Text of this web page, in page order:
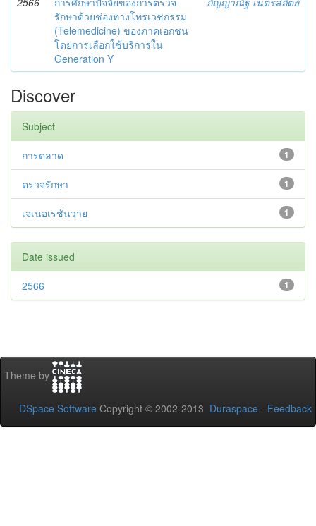
รักษาด้วยช่องทางโทรเวชกรรม
(Telemedicine) ของภาคเอกชน
โดยการเลือกใช้บริการใน
Generation Y
Discover
Subject
1
การตลาด
1
ตรวจรักษา
1
เจเนอเรชันวาย
Date issued
1
2566
Theme by
DSpace Software Copyright © 2002-2013 Duraspace - Feedback